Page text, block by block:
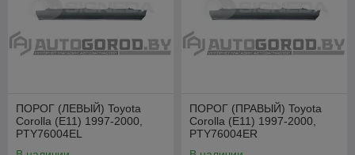
ПОРОГ (ЛЕВЫЙ) Toyota
Corolla (E11) 1997-2000,
PTY76004EL
ПОРОГ (ПРАВЫЙ) Toyota
Corolla (E11) 1997-2000,
PTY76004ER